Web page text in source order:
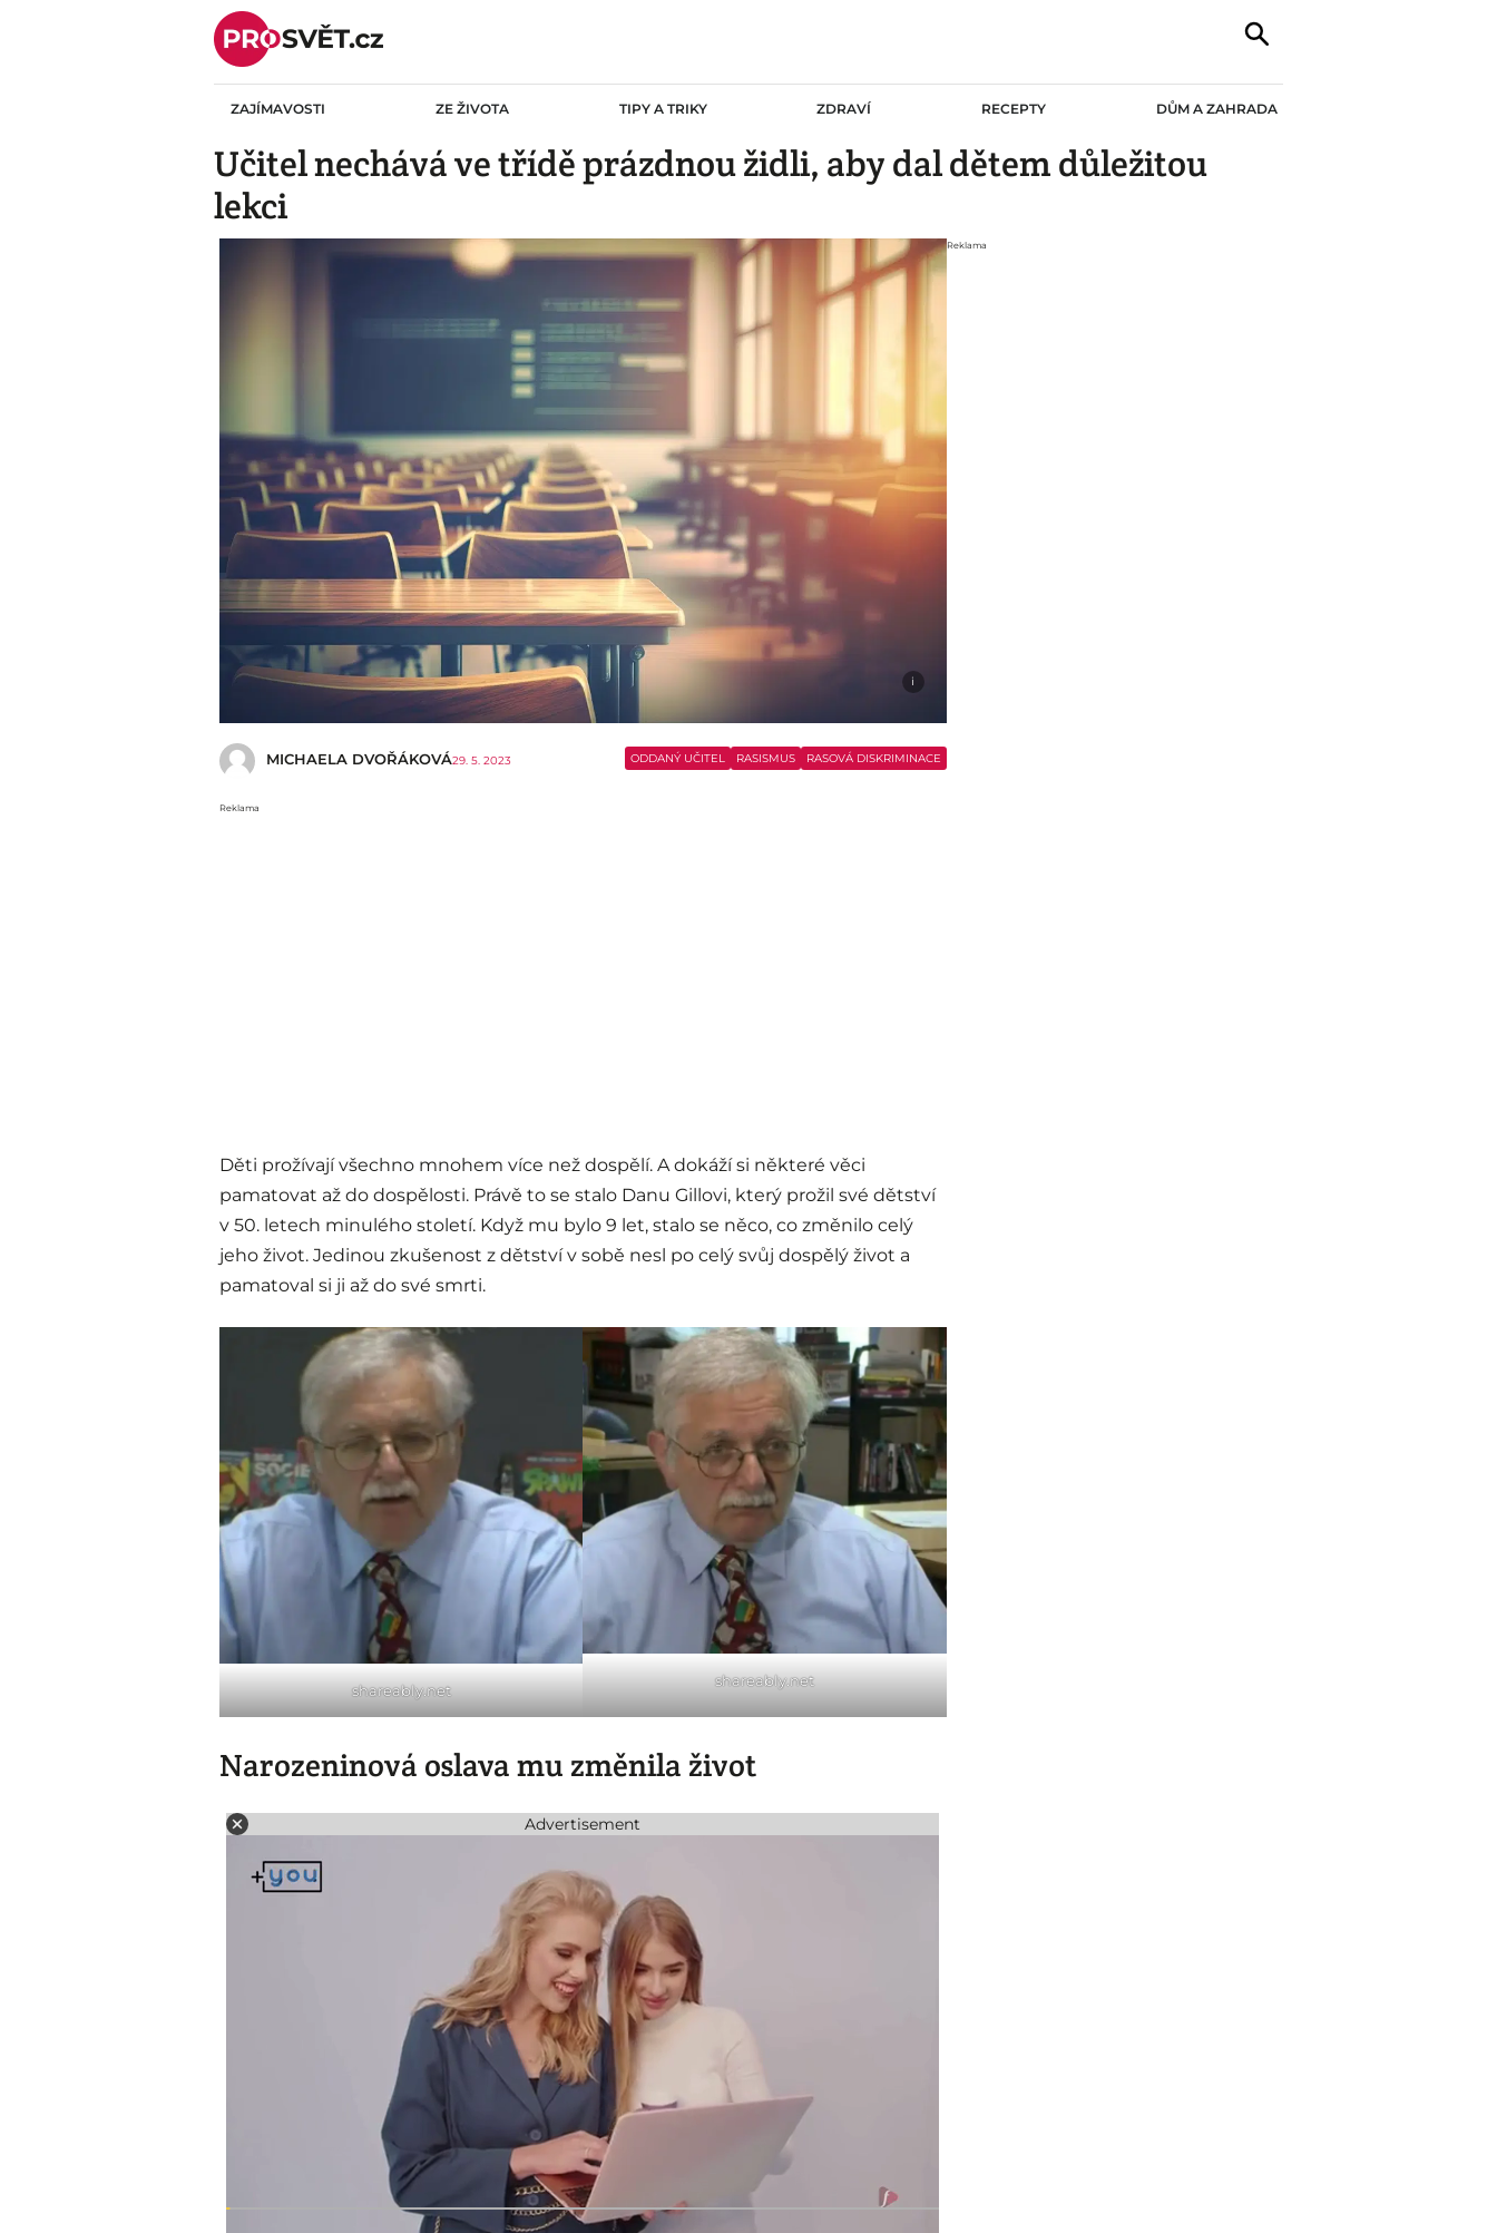
Skip
content
ZAJÍMAVOSTI ZE ŽIVOTA TIPY A TRIKY ZDRAVÍ RECEPTY DŮM A ZAHRADA
Učitel nechává ve třídě prázdnou židli, aby dal dětem důležitou
lekci
i
MICHAELA DVOŘÁKOVÁ29. 5. 2023 ODDANÝ UČITEL RASISMUS RASOVÁ DISKRIMINACE
Reklama
Děti prožívají všechno mnohem více než dospělí. A dokáží si některé věci
pamatovat až do dospělosti. Právě to se stalo Danu Gillovi, který prožil své dětství
v 50. letech minulého století. Když mu bylo 9 let, stalo se něco, co změnilo celý
jeho život. Jedinou zkušenost z dětství v sobě nesl po celý svůj dospělý život a
pamatoval si ji až do své smrti.
shareably.net
shareably.net
Narozeninová oslava mu změnila život
Advertisement
Reklama